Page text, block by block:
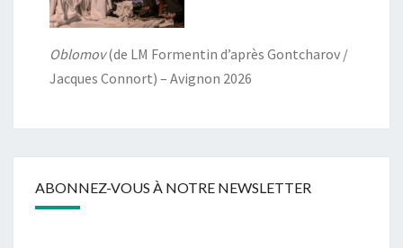
Oblomov(de LM Formentin d’après Gontcharov /
Jacques Connort) – Avignon 2026
ABONNEZ-VOUS À NOTRE NEWSLETTER